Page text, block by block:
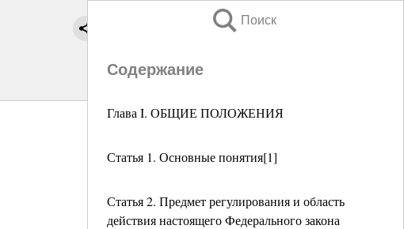
Поиск
Содержание
Глава I. ОБЩИЕ ПОЛОЖЕНИЯ
Статья 1. Основные понятия[1]
Статья 2. Предмет регулирования и область
действия настоящего Федерального закона